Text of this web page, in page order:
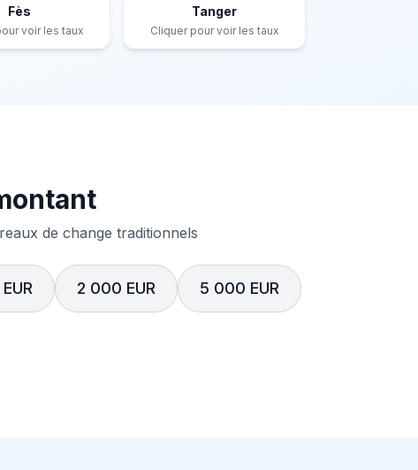
Fès
voir les taux
Tanger
Cliquer pour voir les taux
de change traditionnels
2 000 EUR 5 000 EUR